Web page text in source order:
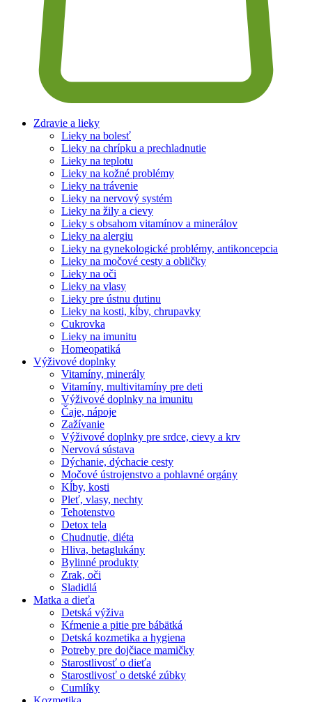
Zdravie a lieky
Lieky na bolesť
Lieky na chrípku a prechladnutie
Lieky na teplotu
Lieky na kožné problémy
Lieky na trávenie
Lieky na nervový systém
Lieky na žily a cievy
Lieky s obsahom vitamínov a minerálov
Lieky na alergiu
Lieky na gynekologické problémy, antikoncepcia
Lieky na močové cesty a obličky
Lieky na oči
Lieky na vlasy
Lieky pre ústnu dutinu
Lieky na kosti, kĺby, chrupavky
Cukrovka
Lieky na imunitu
Homeopatiká
Výživové doplnky
Vitamíny, minerály
Vitamíny, multivitamíny pre deti
Výživové doplnky na imunitu
Čaje, nápoje
Zažívanie
Výživové doplnky pre srdce, cievy a krv
Nervová sústava
Dýchanie, dýchacie cesty
Močové ústrojenstvo a pohlavné orgány
Kĺby, kosti
Pleť, vlasy, nechty
Tehotenstvo
Detox tela
Chudnutie, diéta
Hliva, betaglukány
Bylinné produkty
Zrak, oči
Sladidlá
Matka a dieťa
Detská výživa
Kŕmenie a pitie pre bábätká
Detská kozmetika a hygiena
Potreby pre dojčiace mamičky
Starostlivosť o dieťa
Starostlivosť o detské zúbky
Cumlíky